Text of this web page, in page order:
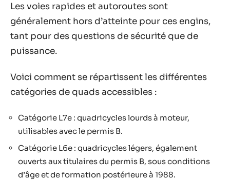
Les voies rapides et autoroutes sont
généralement hors d’atteinte pour ces engins,
tant pour des questions de sécurité que de
puissance.
Voici comment se répartissent les différentes
catégories de quads accessibles :
Catégorie L7e : quadricycles lourds à moteur,
utilisables avec le permis B.
Catégorie L6e : quadricycles légers, également
ouverts aux titulaires du permis B, sous conditions
d’âge et de formation postérieure à 1988.